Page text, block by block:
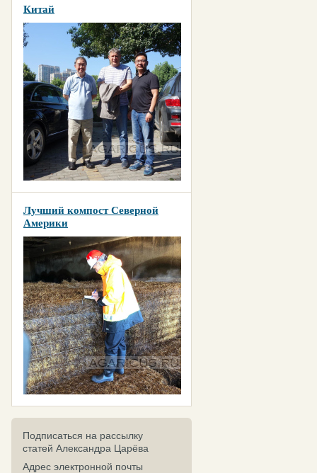
Китай
Лучший компост Северной
Америки
Подписаться на рассылку
статей Александра Царёва
Адрес электронной почты